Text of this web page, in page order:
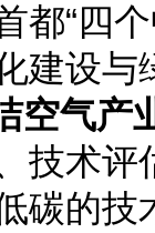
都“四
建设与
空气产
技术
碳的